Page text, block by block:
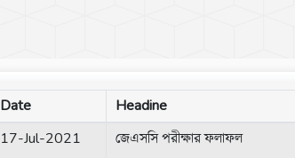
Date Headine
17-Jul-2021 জেএসসি পরীক্ষার ফলাফল